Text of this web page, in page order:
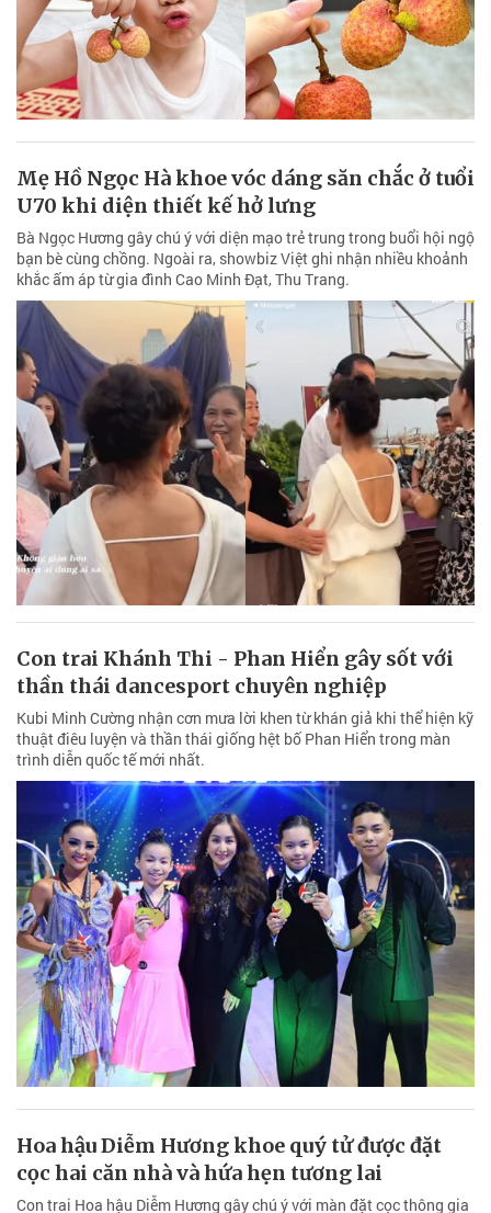
Mẹ Hồ Ngọc Hà khoe vóc dáng săn chắc ở tuổi
U70 khi diện thiết kế hở lưng
Bà Ngọc Hương gây chú ý với diện mạo trẻ trung trong buổi hội ngộ
bạn bè cùng chồng. Ngoài ra, showbiz Việt ghi nhận nhiều khoảnh
khắc ấm áp từ gia đình Cao Minh Đạt, Thu Trang.
Con trai Khánh Thi - Phan Hiển gây sốt với
thần thái dancesport chuyên nghiệp
Kubi Minh Cường nhận cơn mưa lời khen từ khán giả khi thể hiện kỹ
thuật điêu luyện và thần thái giống hệt bố Phan Hiển trong màn
trình diễn quốc tế mới nhất.
Hoa hậu Diễm Hương khoe quý tử được đặt
cọc hai căn nhà và hứa hẹn tương lai
Con trai Hoa hậu Diễm Hương gây chú ý với màn đặt cọc thông gia